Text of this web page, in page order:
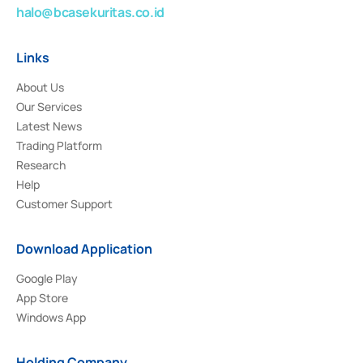
halo@bcasekuritas.co.id
Links
About Us
Our Services
Latest News
Trading Platform
Research
Help
Customer Support
Download Application
Google Play
App Store
Windows App